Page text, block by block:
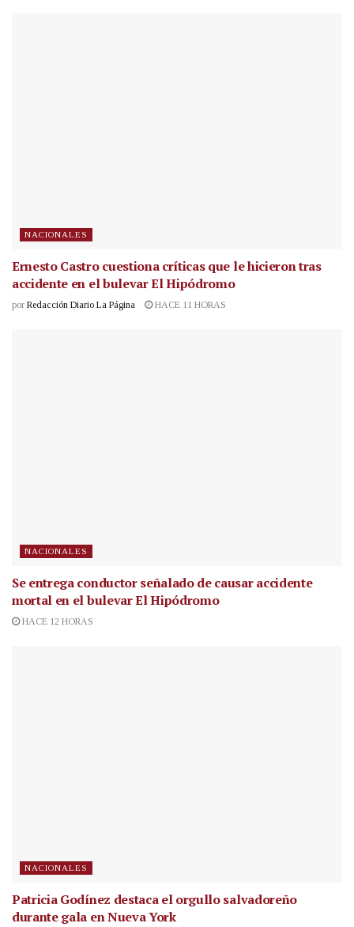
NACIONALES
Ernesto Castro cuestiona críticas que le hicieron tras
accidente en el bulevar El Hipódromo
por Redacción Diario La Página HACE 11 HORAS
NACIONALES
Se entrega conductor señalado de causar accidente
mortal en el bulevar El Hipódromo
HACE 12 HORAS
NACIONALES
Patricia Godínez destaca el orgullo salvadoreño
durante gala en Nueva York